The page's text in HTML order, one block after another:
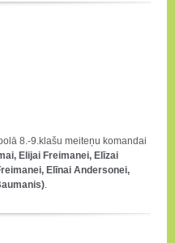
8.-9.klašu meiteņu komandai
Elijai Freimanei, Elīzai
Elīnai Andersonei,
.